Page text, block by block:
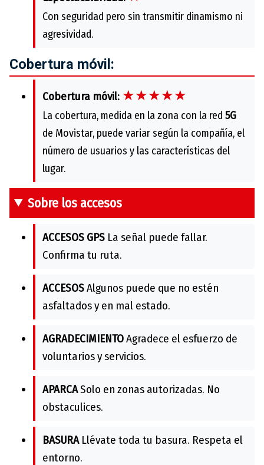
Con seguridad pero sin transmitir dinamismo ni
agresividad.
Cobertura móvil:
Cobertura móvil: ★★★★★
La cobertura, medida en la zona con la red 5G
de Movistar, puede variar según la compañía, el
número de usuarios y las características del
lugar.
Sobre los accesos
ACCESOS GPS La señal puede fallar.
Confirma tu ruta.
ACCESOSAlgunos puede que no estén
asfaltados y en mal estado.
AGRADECIMIENTOAgradece el esfuerzo de
voluntarios y servicios.
APARCASolo en zonas autorizadas. No
obstaculices.
BASURALlévate toda tu basura. Respeta el
entorno.